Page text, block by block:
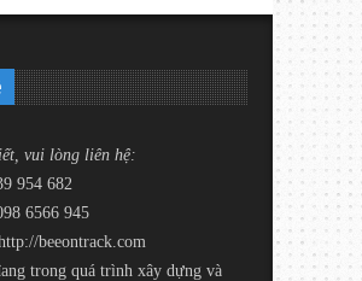
vui lòng liên hệ:
954 682
6566 945
beeontrack.com
trong quá trình xây dựng và